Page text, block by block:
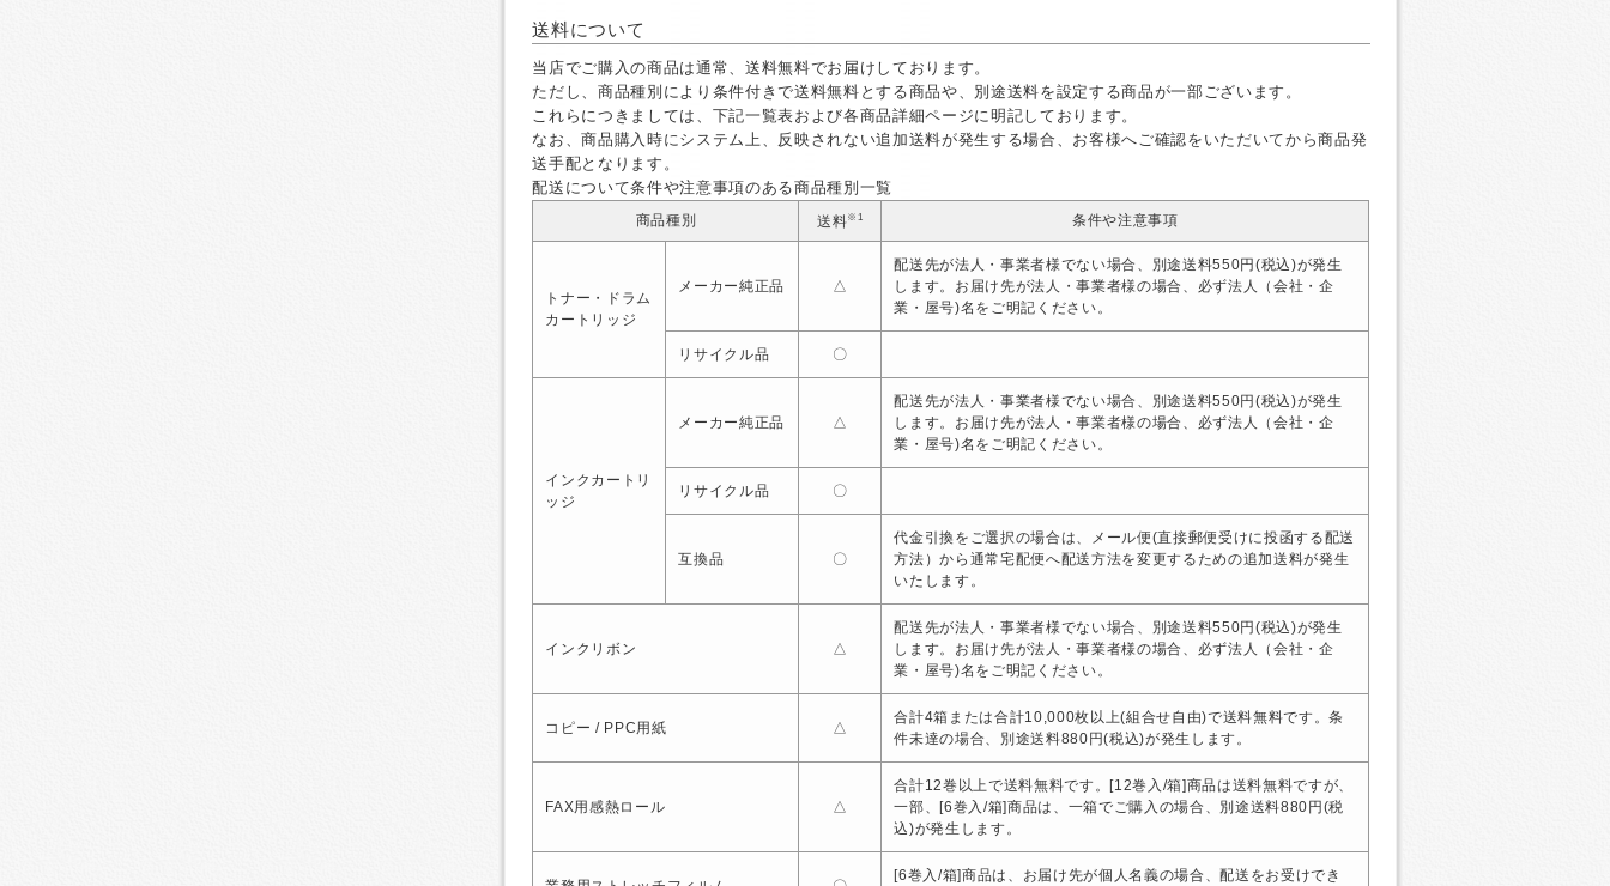
送料について
当店でご購入の商品は通常、送料無料でお届けしております。
ただし、商品種別により条件付きで送料無料とする商品や、別途送料を設定する商品が一部ございます。
これらにつきましては、下記一覧表および各商品詳細ページに明記しております。
なお、商品購入時にシステム上、反映されない追加送料が発生する場合、お客様へご確認をいただいてから商品発
送手配となります。
配送について条件や注意事項のある商品種別一覧
商品種別 送料※1 条件や注意事項
トナー・ドラム
カートリッジ
メーカー純正品 △
配送先が法人・事業者様でない場合、別途送料550円(税込)が発生
します。お届け先が法人・事業者様の場合、必ず法人（会社・企
業・屋号)名をご明記ください。
リサイクル品 〇
インクカートリ
ッジ
メーカー純正品 △
配送先が法人・事業者様でない場合、別途送料550円(税込)が発生
します。お届け先が法人・事業者様の場合、必ず法人（会社・企
業・屋号)名をご明記ください。
リサイクル品 〇
互換品 〇
代金引換をご選択の場合は、メール便(直接郵便受けに投函する配送
方法）から通常宅配便へ配送方法を変更するための追加送料が発生
いたします。
インクリボン △
配送先が法人・事業者様でない場合、別途送料550円(税込)が発生
します。お届け先が法人・事業者様の場合、必ず法人（会社・企
業・屋号)名をご明記ください。
コピー / PPC用紙 △
合計4箱または合計10,000枚以上(組合せ自由)で送料無料です。条
件未達の場合、別途送料880円(税込)が発生します。
FAX用感熱ロール △
合計12巻以上で送料無料です。[12巻入/箱]商品は送料無料ですが、
一部、[6巻入/箱]商品は、一箱でご購入の場合、別途送料880円(税
込)が発生します。
[6巻入/箱]商品は、お届け先が個人名義の場合、配送をお受けでき